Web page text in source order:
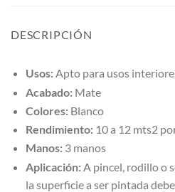
DESCRIPCIÓN
Usos:Apto para usos
Acabado:Mate
Colores:Blanco
Rendimiento:10 a 12 mts2
Manos:3 manos
Aplicación:A pincel, rodillo o
la superficie a ser pintada